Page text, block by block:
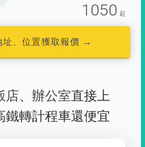
1050 起
址、位置獲取報價 →
店、 辦公室直接上
鐵轉計程車還便宜